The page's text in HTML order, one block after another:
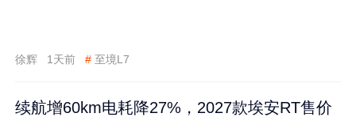
徐辉 1天前 # 至境L7
续航增60km电耗降27%，2027款埃安RT售价